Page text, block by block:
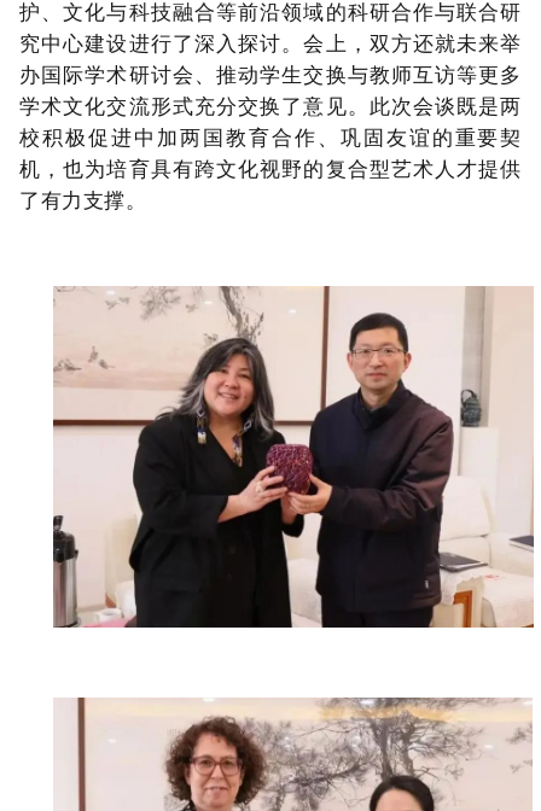
护、文化与科技融合等前沿领域的科研合作与联合研
究中心建设进行了深入探讨。会上，双方还就未来举
办国际学术研讨会、推动学生交换与教师互访等更多
学术文化交流形式充分交换了意见。此次会谈既是两
校积极促进中加两国教育合作、巩固友谊的重要契
机，也为培育具有跨文化视野的复合型艺术人才提供
了有力支撑。